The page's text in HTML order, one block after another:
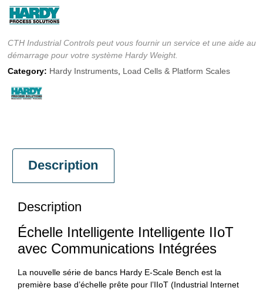
CTH Industrial Controls peut vous fournir un service et une aide au
démarrage pour votre système Hardy Weight.
Category: Hardy Instruments Load Cells & Platform Scales
Description
Description
Échelle Intelligente Intelligente IIoT
avec Communications Intégrées
La nouvelle série de bancs Hardy E-Scale Bench est la
première base d’échelle prête pour l’IIoT (Industrial Internet